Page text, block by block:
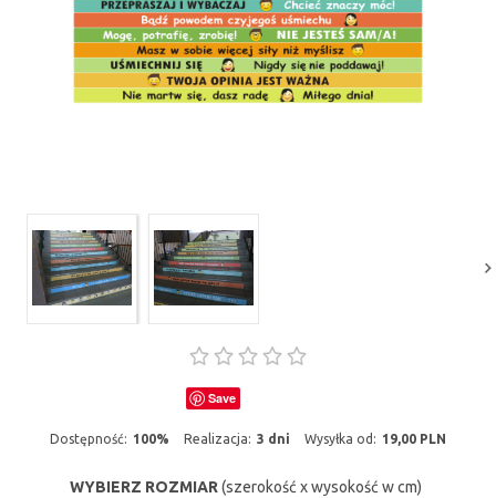
Save
Dostępność: 100% Realizacja: 3 dni Wysyłka od: 19,00 PLN
WYBIERZ ROZMIAR (szerokość x wysokość w cm)